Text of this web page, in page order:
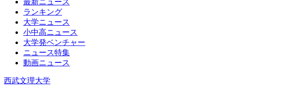
最新ニュース
ランキング
大学ニュース
小中高ニュース
大学発ベンチャー
ニュース特集
動画ニュース
西武文理大学